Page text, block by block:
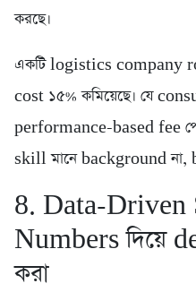
করছে।
একটি logistics company
cost ১৫% কমিয়েছে। যে
performance-based fee
skill মানে background না,
8. Data-Driven
Numbers দিয়ে
করা